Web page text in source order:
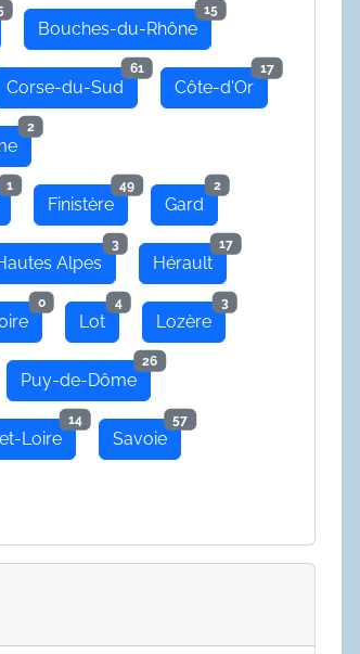
Bouches-du-Rhône
15
Corse-du-Sud
61
Côte-d'Or
17
2
1
Finistère
49
Gard
2
Alpes
3
Hérault
17
0
Lot
4
Lozère
3
Puy-de-Dôme
26
Loire
14
Savoie
57